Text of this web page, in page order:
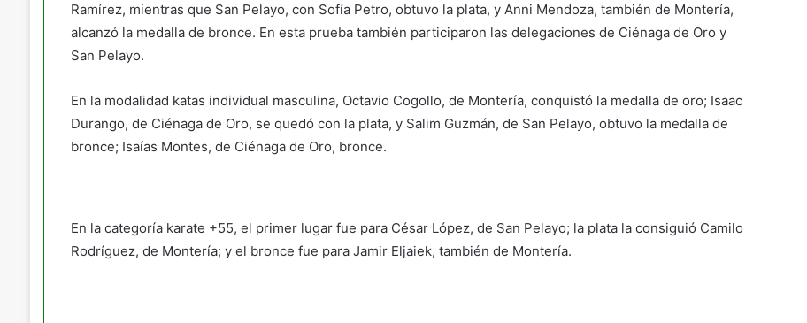
Ramírez, mientras que San Pelayo, con Sofía Petro, obtuvo la plata, y Anni Mendoza, también de Montería,
alcanzó la medalla de bronce. En esta prueba también participaron las delegaciones de Ciénaga de Oro y
San Pelayo.
En la modalidad katas individual masculina, Octavio Cogollo, de Montería, conquistó la medalla de oro; Isaac
Durango, de Ciénaga de Oro, se quedó con la plata, y Salim Guzmán, de San Pelayo, obtuvo la medalla de
bronce; Isaías Montes, de Ciénaga de Oro, bronce.
En la categoría karate +55, el primer lugar fue para César López, de San Pelayo; la plata la consiguió Camilo
Rodríguez, de Montería; y el bronce fue para Jamir Eljaiek, también de Montería.